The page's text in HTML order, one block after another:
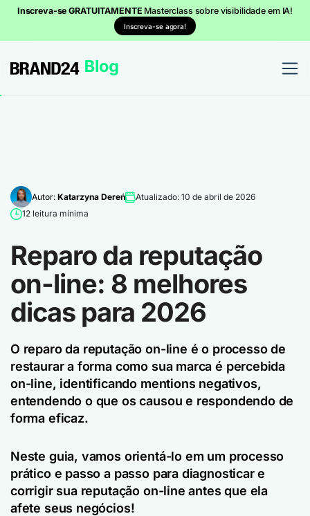
Inscreva-se GRATUITAMENTE Masterclass sobre visibilidade em IA!
Inscreva-se agora!
Autor: Katarzyna Dereń
Atualizado: 10 de abril de 2026
12 leitura mínima
Reparo da reputação
on-line: 8 melhores
dicas para 2026
O reparo da reputação on-line é o processo de
restaurar a forma como sua marca é percebida
on-line, identificando mentions negativos,
entendendo o que os causou e respondendo de
forma eficaz.
Neste guia, vamos orientá-lo em um processo
prático e passo a passo para diagnosticar e
corrigir sua reputação on-line antes que ela
afete seus negócios!